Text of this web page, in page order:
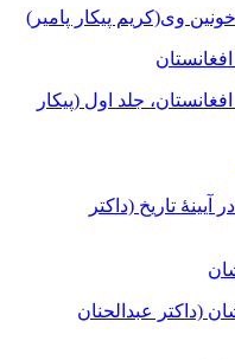
خونین وی(کریم پیکار پامیر)
جلد اول (پیکار
تاریخ (داکتر
(داکتر عبدالحنان